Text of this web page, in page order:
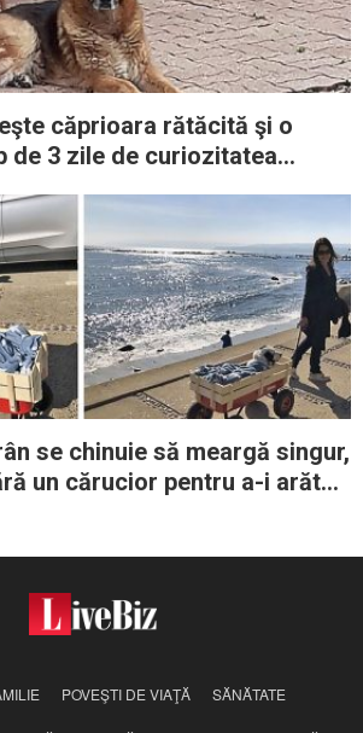
căprioara rătăcită şi o
de 3 zile de curiozitatea
se chinuie să meargă singur,
un cărucior pentru a-i arăta
POVEŞTI DE VIAŢĂ SĂNĂTATE